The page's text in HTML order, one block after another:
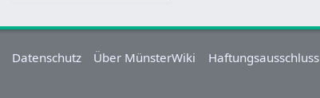
Datenschutz Über MünsterWiki Haftungsausschluss